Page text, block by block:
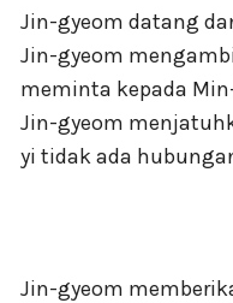
Jin-gyeom datang
Jin-gyeom
meminta kepada
Jin-gyeom
yi tidak ada
Jin-gyeom